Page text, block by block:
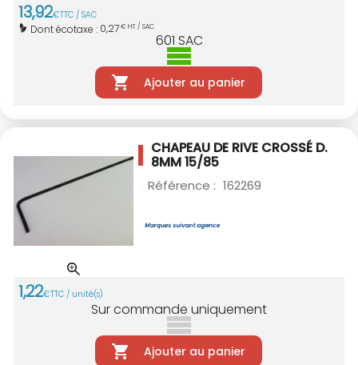
13,92€TTC / SAC
Dont écotaxe : 0,27€ HT / SAC
601 SAC
Ajouter au panier
CHAPEAU DE RIVE CROSSÉ D.
8MM 15/85
Référence : 162269
1,22€TTC / unité(s)
Sur commande uniquement
Ajouter au panier